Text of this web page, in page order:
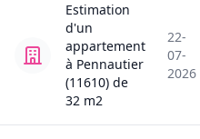
Estimation
d'un
appartement
à Pennautier
(11610) de
32 m2
22-
07-
2026